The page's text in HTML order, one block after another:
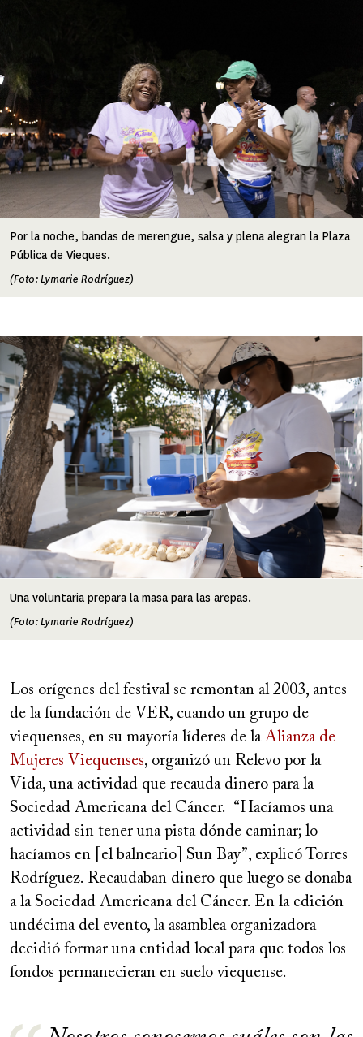
Por la noche, bandas de merengue, salsa y plena alegran la Plaza
Pública de Vieques.
(Foto: Lymarie Rodríguez)
Image
Una voluntaria prepara la masa para las arepas.
(Foto: Lymarie Rodríguez)
Los orígenes del festival se remontan al 2003, antes
de la fundación de VER, cuando un grupo de
viequenses, en su mayoría líderes de la Alianza de
Mujeres Viequenses, organizó un Relevo por la
Vida, una actividad que recauda dinero para la
Sociedad Americana del Cáncer. “Hacíamos una
actividad sin tener una pista dónde caminar; lo
hacíamos en [el balneario] Sun Bay”, explicó Torres
Rodríguez. Recaudaban dinero que luego se donaba
a la Sociedad Americana del Cáncer. En la edición
undécima del evento, la asamblea organizadora
decidió formar una entidad local para que todos los
fondos permanecieran en suelo viequense.